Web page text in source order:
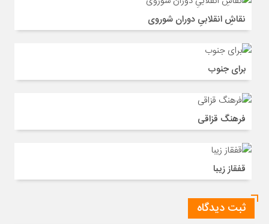
نقاشِ انقلابیِ دوران شوروی
برای جنوب
فرهنگ قزاقی
قفقاز زیبا
ثبت دیدگاه